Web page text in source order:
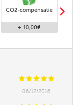
CO2-compensatie
+ 10,00€
m
CCCCC
06/12/2016